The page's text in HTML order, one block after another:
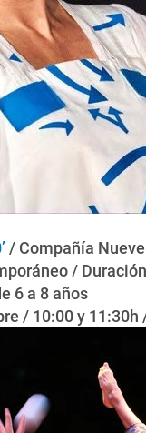
/ Compañía
/
6 a 8 años
/ 10:00 y 11:30h